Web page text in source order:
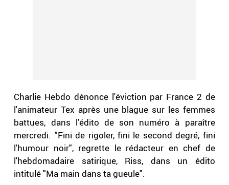
Charlie Hebdo dénonce l'éviction par France 2 de
l'animateur Tex après une blague sur les femmes
battues, dans l'édito de son numéro à paraître
mercredi. "Fini de rigoler, fini le second degré, fini
l'humour noir", regrette le rédacteur en chef de
l'hebdomadaire satirique, Riss, dans un édito
intitulé "Ma main dans ta gueule".